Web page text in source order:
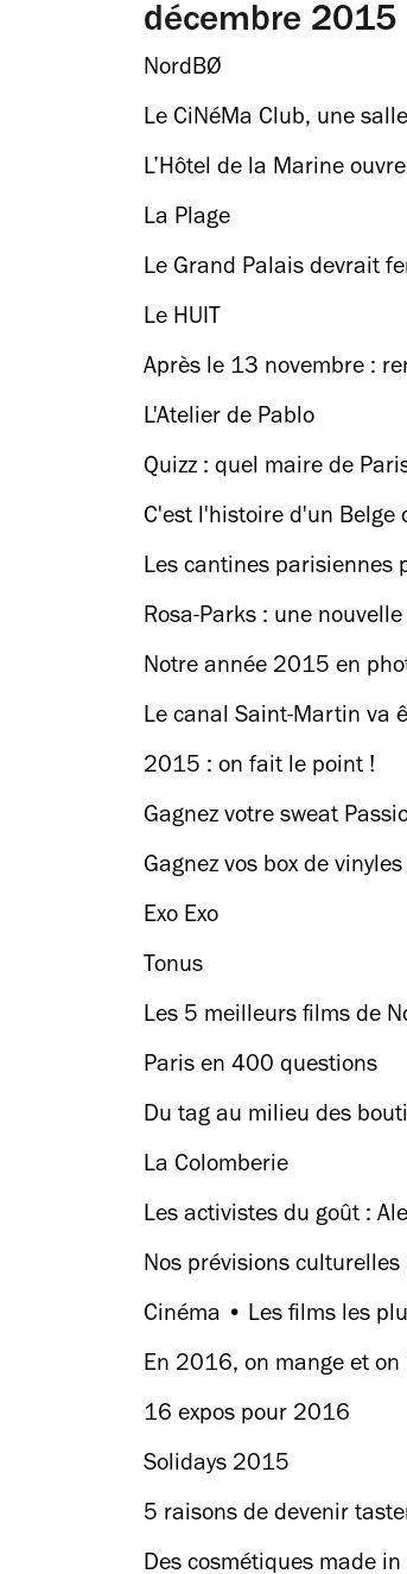
décembre 2015
NordBØ
Le CiNéMa Club, une
L’Hôtel de la Marine
La Plage
Le Grand Palais devrait
Le HUIT
Après le 13 novembre :
L'Atelier de Pablo
Quizz : quel maire de
C'est l'histoire d'un Belge
Les cantines parisiennes
Rosa-Parks : une
Notre année 2015 en
Le canal Saint-Martin va
2015 : on fait le point !
Gagnez votre sweat
Gagnez vos box de
Exo Exo
Tonus
Les 5 meilleurs films de
Paris en 400 questions
Du tag au milieu des
La Colomberie
Les activistes du goût :
Nos prévisions
Cinéma • Les films les
En 2016, on mange et
16 expos pour 2016
Solidays 2015
5 raisons de devenir
Des cosmétiques made in